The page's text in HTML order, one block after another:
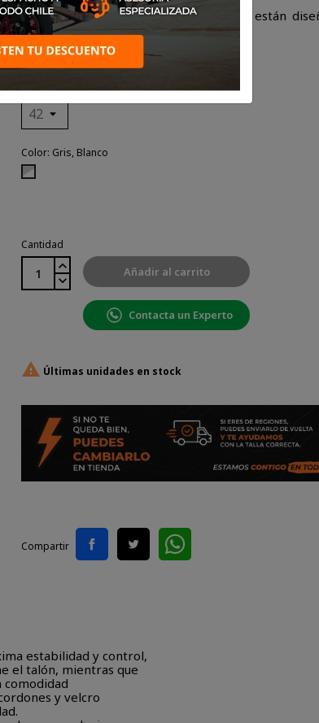
urbanas MOTO WAY H2OUT® de Xpd están
viven su pasión por el
motociclismo sin sacrificar el estilo.
Color: Gris, Blanco
Gris,
Cantidad
Añadir al carrito
Contacta un Experto
 Últimas unidades en stock
Compartir
estabilidad y control,
el talón, mientras que
y velcro